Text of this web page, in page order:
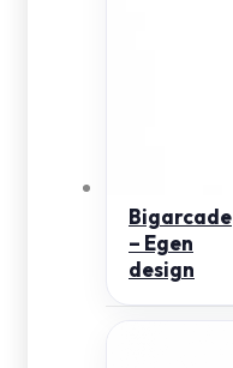
Bigarcade
– Egen
design